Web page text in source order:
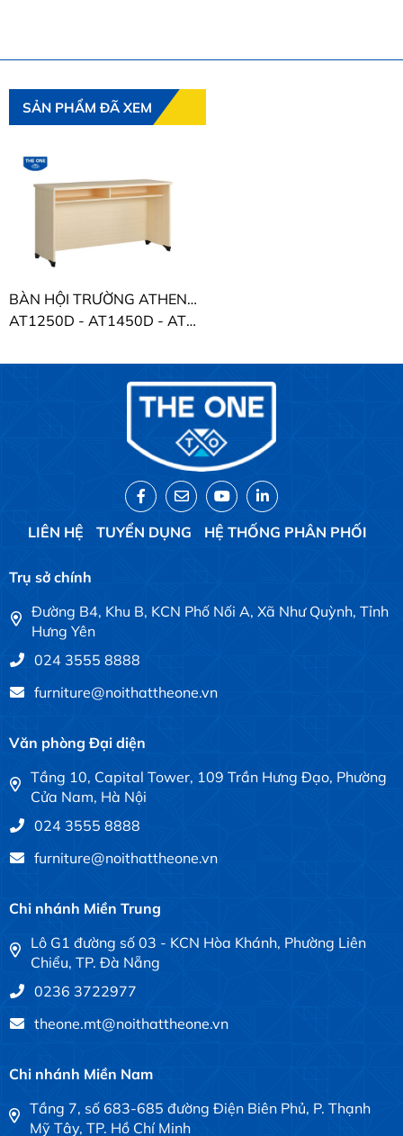
SẢN PHẨM ĐÃ XEM
BÀN HỘI TRƯỜNG ATHENA THE ONE
AT1250D - AT1450D - AT1550D - AT1650D
LIÊN HỆ TUYỂN DỤNG HỆ THỐNG PHÂN PHỐI
Trụ sở chính
Đường B4, Khu B, KCN Phố Nối A, Xã Như Quỳnh, Tỉnh
Hưng Yên
024 3555 8888
furniture@noithattheone.vn
Văn phòng Đại diện
Tầng 10, Capital Tower, 109 Trần Hưng Đạo, Phường
Cửa Nam, Hà Nội
024 3555 8888
furniture@noithattheone.vn
Chi nhánh Miền Trung
Lô G1 đường số 03 - KCN Hòa Khánh, Phường Liên
Chiểu, TP. Đà Nẵng
0236 3722977
theone.mt@noithattheone.vn
Chi nhánh Miền Nam
Tầng 7, số 683-685 đường Điện Biên Phủ, P. Thạnh
Mỹ Tây, TP. Hồ Chí Minh